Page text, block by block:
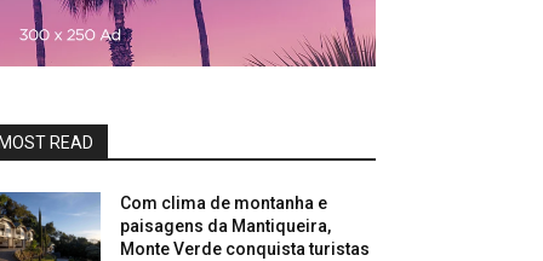
READ
Com clima de montanha e
paisagens da Mantiqueira,
Monte Verde conquista turistas